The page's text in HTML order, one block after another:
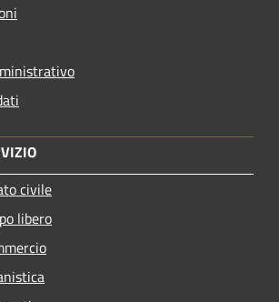
civile
libero